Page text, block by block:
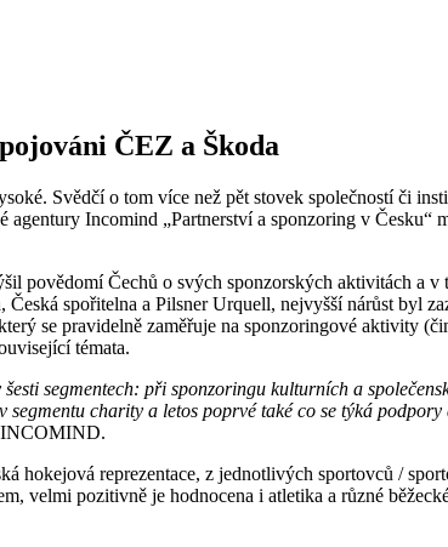
ČEZ a Škoda
Svědčí o tom více než pět stovek společností či
Incomind „Partnerství a sponzoring v Česku“
povědomí Čechů o svých sponzorských aktivitách a
spořitelna a Pilsner Urquell, nejvyšší nárůst byl
se pravidelně zaměřuje na sponzoringové aktivity
témata.
segmentech: při sponzoringu kulturních a
charity a letos poprvé také co se týká
INCOMIND.
hokejová reprezentace, z jednotlivých sportovců /
velmi pozitivně je hodnocena i atletika a různé